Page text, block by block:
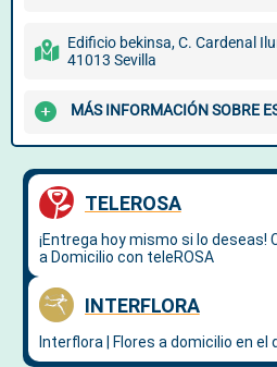
Edificio bekinsa, C. Cardenal
41013 Sevilla
MÁS INFORMACIÓN SOBRE